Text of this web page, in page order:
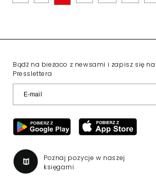
Bądź na bieżaco z newsami i zapisz się
Presslettera
Poznaj pozycje w naszej
księgarni